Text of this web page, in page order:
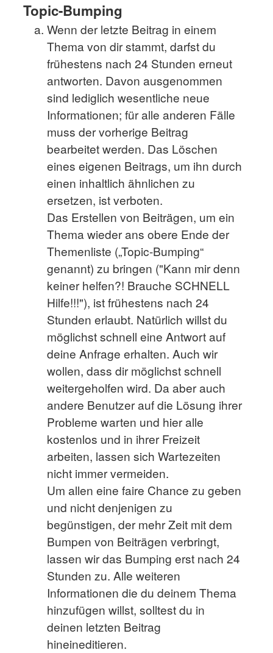
Topic-Bumping
Wenn der letzte Beitrag in einem
Thema von dir stammt, darfst du
frühestens nach 24 Stunden erneut
antworten. Davon ausgenommen
sind lediglich wesentliche neue
Informationen; für alle anderen Fälle
muss der vorherige Beitrag
bearbeitet werden. Das Löschen
eines eigenen Beitrags, um ihn durch
einen inhaltlich ähnlichen zu
ersetzen, ist verboten.
Das Erstellen von Beiträgen, um ein
Thema wieder ans obere Ende der
Themenliste („Topic-Bumping“
genannt) zu bringen ("Kann mir denn
keiner helfen?! Brauche SCHNELL
Hilfe!!!"), ist frühestens nach 24
Stunden erlaubt. Natürlich willst du
möglichst schnell eine Antwort auf
deine Anfrage erhalten. Auch wir
wollen, dass dir möglichst schnell
weitergeholfen wird. Da aber auch
andere Benutzer auf die Lösung ihrer
Probleme warten und hier alle
kostenlos und in ihrer Freizeit
arbeiten, lassen sich Wartezeiten
nicht immer vermeiden.
Um allen eine faire Chance zu geben
und nicht denjenigen zu
begünstigen, der mehr Zeit mit dem
Bumpen von Beiträgen verbringt,
lassen wir das Bumping erst nach 24
Stunden zu. Alle weiteren
Informationen die du deinem Thema
hinzufügen willst, solltest du in
deinen letzten Beitrag
hineineditieren.